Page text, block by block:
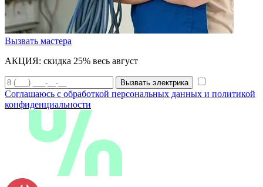
Вызвать мастера
АКЦИЯ: скидка 25% весь август
Вызвать электрика
Соглашаюсь с обработкой персональных данных и политикой
конфиденциальности